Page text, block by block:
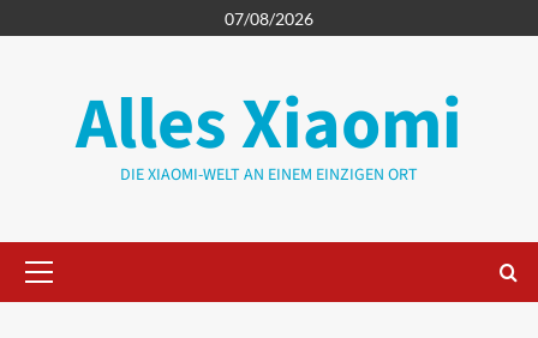
Inhalt
07/08/2026
Alles Xiaomi
DIE XIAOMI-WELT AN EINEM EINZIGEN ORT
Menü